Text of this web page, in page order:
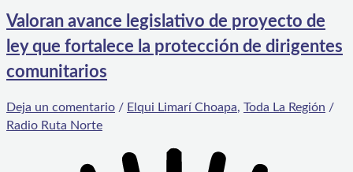
Valoran avance legislativo de proyecto de
ley que fortalece la protección de dirigentes
comunitarios
Deja un comentario / Elqui Limarí Choapa, Toda La Región /
Radio Ruta Norte